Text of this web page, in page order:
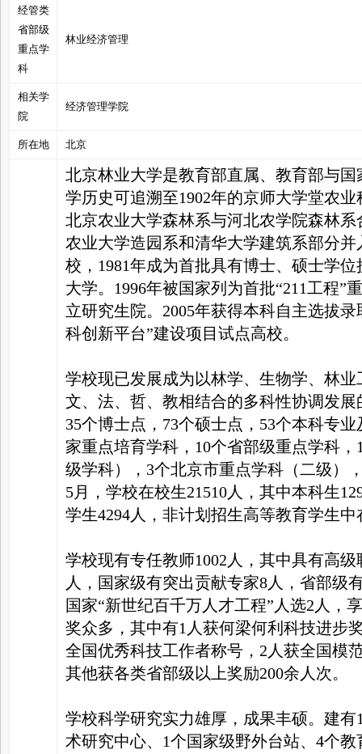
经管类
省部级
重点学
科
林业经济管理
相关学
院
经济管理学院
所在地 北京
北京林业大学是教育部直属、教育部与
学历史可追溯至1902年的京师大学堂农
北京农业大学森林系与河北农学院森林
农业大学造园系和清华大学建筑系部分
校，1981年成为首批具有博士、硕士学
大学。1996年被国家列为首批“211工程”
立研究生院。2005年获得本科自主选拔
科创新平台”建设项目试点高校。
学校现已发展成为以林学、生物学、林
文、法、哲、教相结合的多科性协调发
35个博士点，73个硕士点，53个本科专
家重点培育学科，10个省部级重点学科
级学科），3个北京市重点学科（二级）
5月，学校在校生21510人，其中本科生
学生4294人，非计划招生高等教育学生
学校现有专任教师1002人，其中具有高
人，国家级有突出贡献专家8人，省部级
国家“新世纪百千万人才工程”人选2人，
奖众多，其中有1人获何梁何利科技进步
全国优秀科技工作者称号，2人获全国模
其他获各类省部级以上奖励200余人次。
学校科学研究实力雄厚，成果丰硕。建
术研究中心、1个国家级野外台站、4个